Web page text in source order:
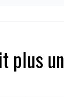
plus un